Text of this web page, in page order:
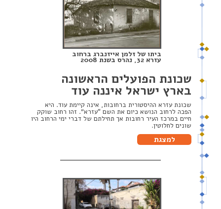
ביתו של זלמן אייזנברג ברחוב
עזרא 32, נהרס בשנת 2008
שכונת הפועלים הראשונה
בארץ ישראל איננה עוד
שכונת עזרא ההיסטורית ברחובות, אינה קיימת עוד. היא
הפכה לרחוב הנושא כיום את השם “עזרא”. זהו רחוב שוקק
חיים במרכז העיר רחובות אך תחילתם של דברי ימי הרחוב היו
שונים לחלוטין.
למצגת